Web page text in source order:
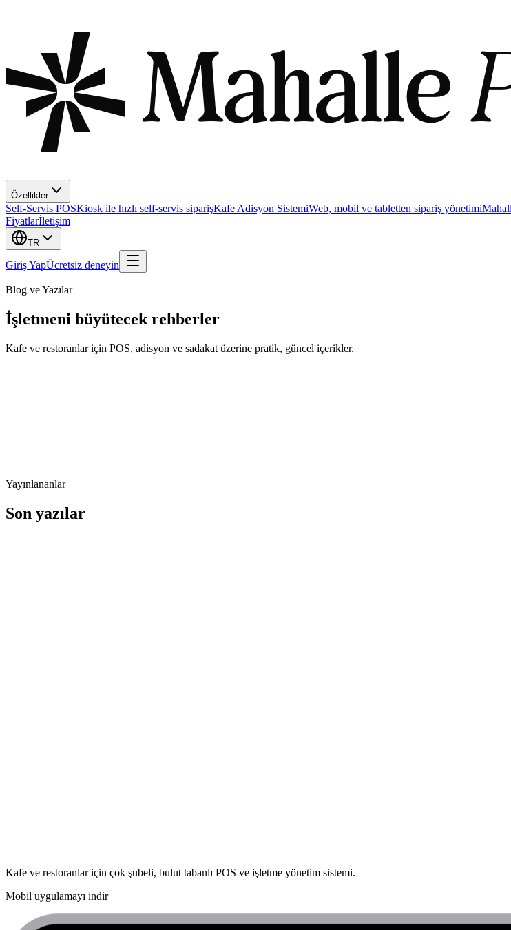
Özellikler
Self-Servis POSKiosk ile hızlı self-servis siparişKafe Adisyon SistemiWeb, mobil ve tabletten sipariş yönetimi
Fiyatlarİletişim
TR
Giriş YapÜcretsiz deneyin
Blog ve Yazılar
İşletmeni büyütecek rehberler
Kafe ve restoranlar için POS, adisyon ve sadakat üzerine pratik, güncel içerikler.
Yayınlananlar
Son yazılar
Kafe ve restoranlar için çok şubeli, bulut tabanlı POS ve işletme yönetim sistemi.
Mobil uygulamayı indir